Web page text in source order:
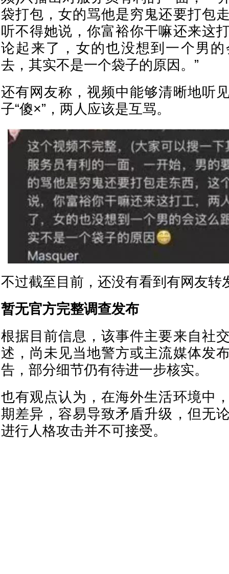
袋打包，女的骂他是穷鬼还要打包
听不得她说，你富裕你干嘛还来这
论起来了，女的也没想到一个男
去，其实不是一个袋子的原因。”
还有网友称，视频中能够清晰地听
子“傻×”，两人应该是互骂。
不过截至目前，还没有看到有网友转
暂无官方完整调查发布
根据目前信息，该事件主要来自社
述，尚未见当地警方或主流媒体发
告，部分细节仍有待进一步核实。
也有观点认为，在海外生活环境中
期差异，容易导致矛盾升级，但无
进行人格攻击并不可接受。